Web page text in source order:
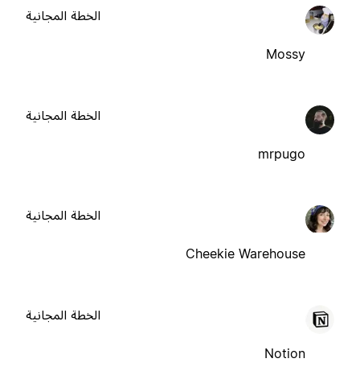
Mossy
الخطة المجانية
mrpugo
الخطة المجانية
Cheekie Warehouse
الخطة المجانية
Notion
الخطة المجانية